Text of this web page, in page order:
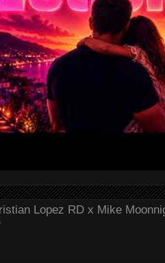
Lopez RD x Mike